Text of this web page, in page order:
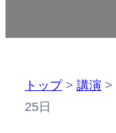
トップ> 講演 >
25日